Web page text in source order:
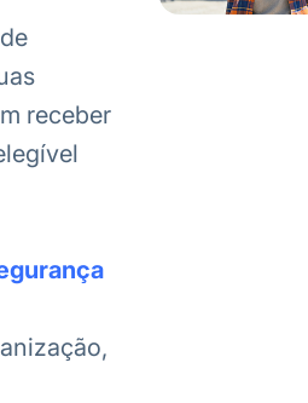
receber